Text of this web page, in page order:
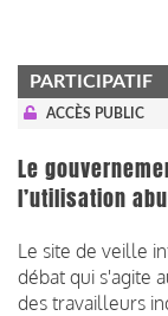
PARTICIPATIF
ACCÈS PUBLIC
Le
l’utilisation
Le site de veille
débat qui s'agite
des travailleurs